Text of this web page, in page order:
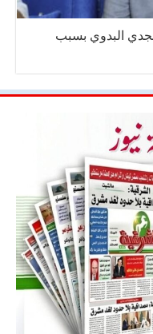
البدوي بسبب